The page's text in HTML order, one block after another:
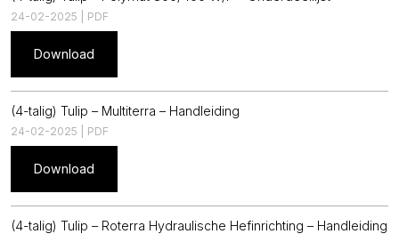
24-02-2025 | PDF
Download
(4-talig) Tulip – Multiterra – Handleiding
24-02-2025 | PDF
Download
(4-talig) Tulip – Roterra Hydraulische Hefinrichting – Handleiding